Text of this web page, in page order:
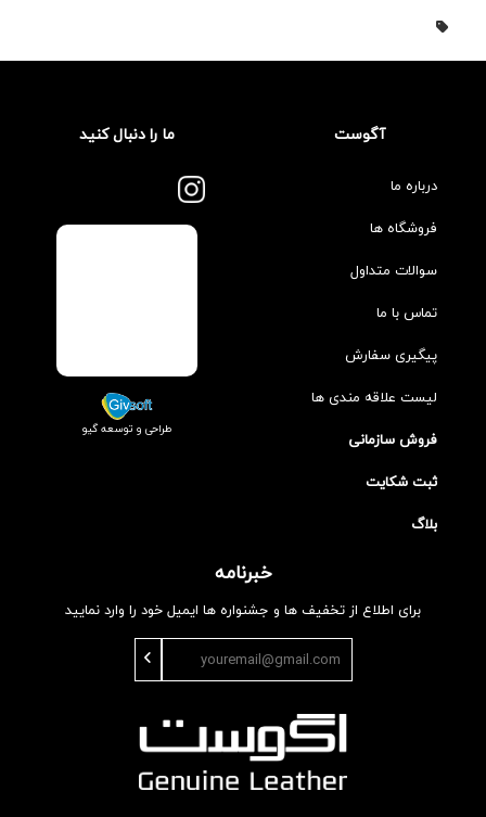
آگوست
درباره ما
فروشگاه ها
سوالات متداول
تماس با ما
پیگیری سفارش
لیست علاقه مندی ها
فروش سازمانی
ثبت شکایت
بلاگ
ما را دنبال کنید
طراحی و توسعه گیو
خبرنامه
برای اطلاع از تخفیف ها و جشنواره ها ایمیل خود را وارد نمایید